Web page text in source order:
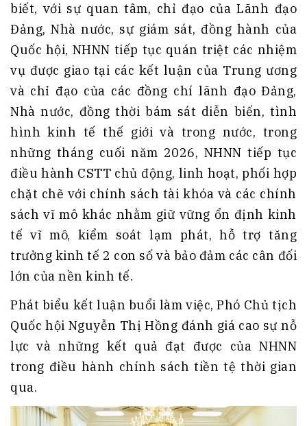
biết, với sự quan tâm, chỉ đạo của Lãnh đạo
Đảng, Nhà nước, sự giám sát, đồng hành của
Quốc hội, NHNN tiếp tục quán triệt các nhiệm
vụ được giao tại các kết luận của Trung ương
và chỉ đạo của các đồng chí lãnh đạo Đảng,
Nhà nước, đồng thời bám sát diễn biến, tình
hình kinh tế thế giới và trong nước, trong
những tháng cuối năm 2026, NHNN tiếp tục
điều hành CSTT chủ động, linh hoạt, phối hợp
chặt chẽ với chính sách tài khóa và các chính
sách vĩ mô khác nhằm giữ vững ổn định kinh
tế vĩ mô, kiểm soát lạm phát, hỗ trợ tăng
trưởng kinh tế 2 con số và bảo đảm các cân đối
lớn của nền kinh tế.
Phát biểu kết luận buổi làm việc, Phó Chủ tịch
Quốc hội Nguyễn Thị Hồng đánh giá cao sự nỗ
lực và những kết quả đạt được của NHNN
trong điều hành chính sách tiền tệ thời gian
qua.